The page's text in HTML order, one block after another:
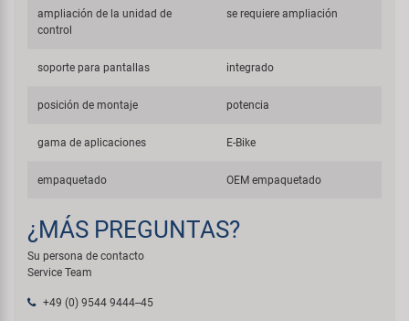
ampliación de la unidad de
control
se requiere ampliación
soporte para pantallas integrado
posición de montaje potencia
gama de aplicaciones E-Bike
empaquetado OEM empaquetado
¿MÁS PREGUNTAS?
Su persona de contacto
Service Team
+49 (0) 9544 9444--45